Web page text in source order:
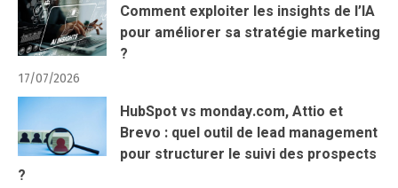
Comment exploiter les insights de l’IA
pour améliorer sa stratégie marketing
?
17/07/2026
HubSpot vs monday.com, Attio et
Brevo : quel outil de lead management
pour structurer le suivi des prospects
?